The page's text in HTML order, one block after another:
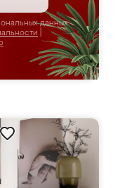
данных